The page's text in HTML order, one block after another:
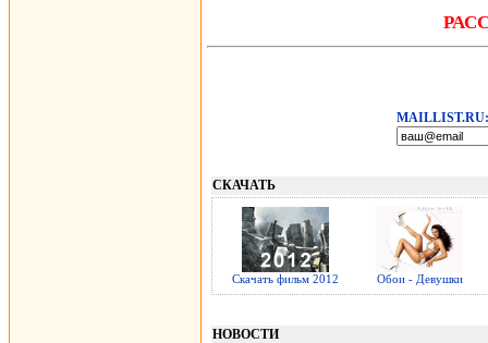
MAILLIST.RU:
СКАЧАТЬ
Скачать фильм 2012 Обои - Девушки
НОВОСТИ